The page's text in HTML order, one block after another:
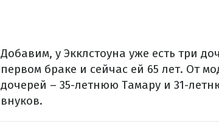
Добавим, у Экклстоуна уже есть три
первом браке и сейчас ей 65 лет. От
дочерей – 35-летнюю Тамару и 31-
внуков.